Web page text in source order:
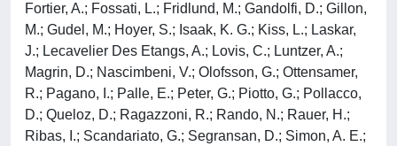
Fortier, A.; Fossati, L.; Fridlund, M.; Gandolfi, D.; Gillon,
M.; Gudel, M.; Hoyer, S.; Isaak, K. G.; Kiss, L.; Laskar,
J.; Lecavelier Des Etangs, A.; Lovis, C.; Luntzer, A.;
Magrin, D.; Nascimbeni, V.; Olofsson, G.; Ottensamer,
R.; Pagano, I.; Palle, E.; Peter, G.; Piotto, G.; Pollacco,
D.; Queloz, D.; Ragazzoni, R.; Rando, N.; Rauer, H.;
Ribas, I.; Scandariato, G.; Segransan, D.; Simon, A. E.;